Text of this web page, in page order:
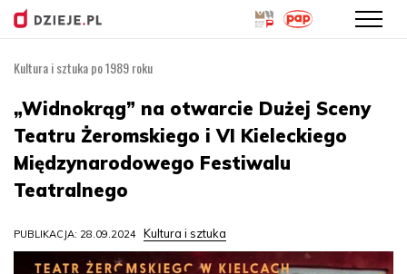
treści
Kultura i sztuka po 1989 roku
„Widnokrąg” na otwarcie Dużej Sceny
Teatru Żeromskiego i VI Kieleckiego
Międzynarodowego Festiwalu
Teatralnego
PUBLIKACJA: 28.09.2024 Kultura i sztuka